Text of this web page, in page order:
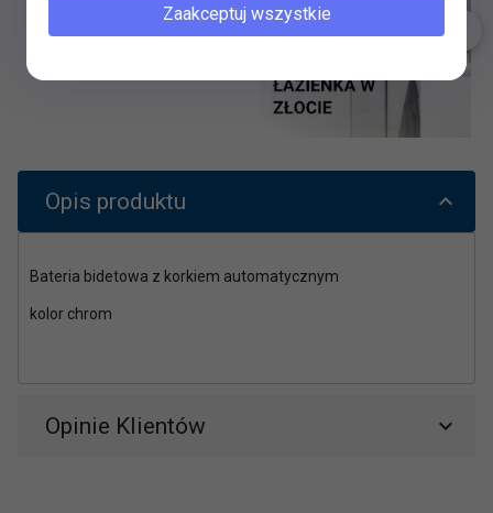
Opis produktu
Bateria bidetowa z korkiem automatycznym
kolor chrom
Opinie Klientów
Zaakceptuj wszystkie